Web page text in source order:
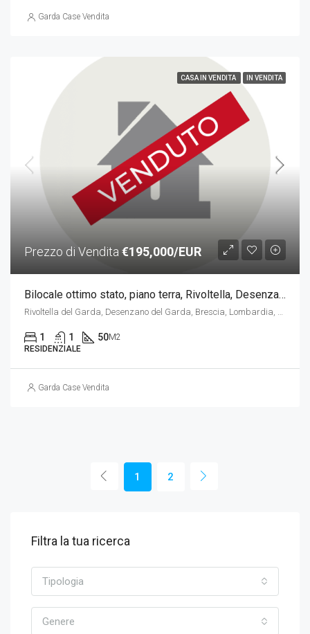
Garda Case Vendita
CASA IN VENDITA IN VENDITA
Prezzo di Vendita €195,000/EUR
Bilocale ottimo stato, piano terra, Rivoltella, Desenzano del Garda
1 1 50M2
RESIDENZIALE
Garda Case Vendita
1 2
Filtra la tua ricerca
Tipologia
Genere